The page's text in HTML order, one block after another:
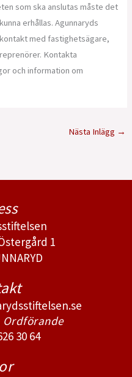
som ska anslutas måste det
erhållas. Agunnaryds
med fastighetsägare,
Kontakta
och information om
Nästa Inlägg →
1
Ordförande
30 64